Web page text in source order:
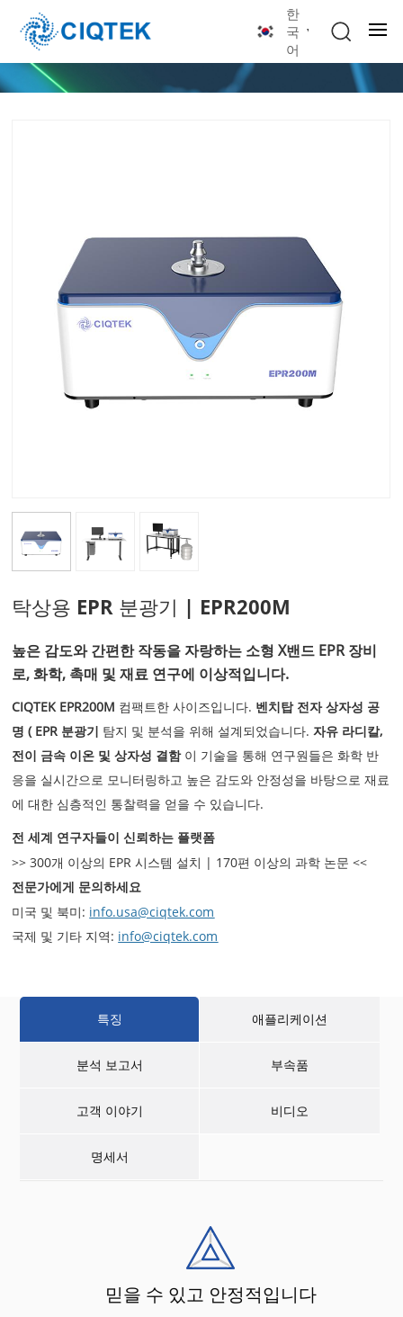
한
국
어
탁상용 EPR 분광기 | EPR200M
높은 감도와 간편한 작동을 자랑하는 소형 X밴드 EPR 장비
로, 화학, 촉매 및 재료 연구에 이상적입니다.
CIQTEK EPR200M 컴팩트한 사이즈입니다. 벤치탑 전자 상자성 공
명 ( EPR 분광기 탐지 및 분석을 위해 설계되었습니다.자유 라디칼,
전이 금속 이온 및 상자성 결함 이 기술을 통해 연구원들은 화학 반
응을 실시간으로 모니터링하고 높은 감도와 안정성을 바탕으로 재료
에 대한 심층적인 통찰력을 얻을 수 있습니다.
전 세계 연구자들이 신뢰하는 플랫폼
>> 300개 이상의 EPR 시스템 설치 | 170편 이상의 과학 논문 <<
전문가에게 문의하세요
미국 및 북미: info.usa@ciqtek.com
국제 및 기타 지역: info@ciqtek.com
특징 애플리케이션
분석 보고서 부속품
고객 이야기 비디오
명세서
믿을 수 있고 안정적입니다